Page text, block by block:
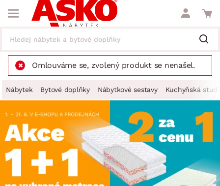
Omlouváme se, zvolený produkt se nenašel.
Nábytek Bytové doplňky Nábytkové sestavy Kuchyňská